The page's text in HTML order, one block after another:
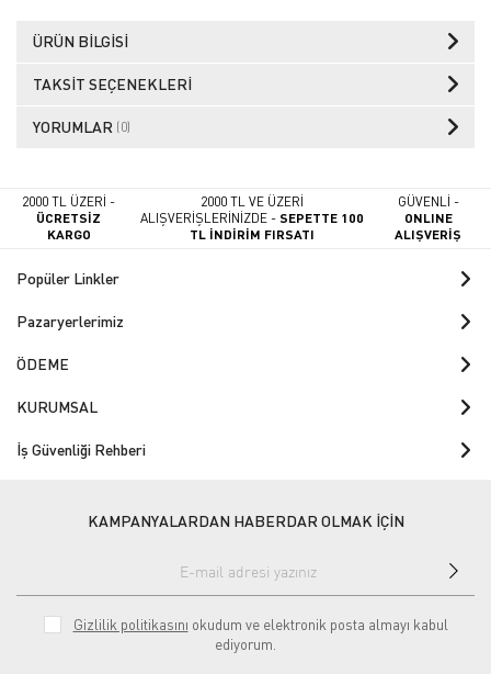
ÜRÜN BILGISI
TAKSIT SEÇENEKLERI
YORUMLAR (0)
2000 TL ÜZERİ -
ÜCRETSİZ
KARGO
2000 TL VE ÜZERİ
ALIŞVERİŞLERİNİZDE -SEPETTE 100
TL İNDİRİM FIRSATI
GÜVENLİ -
ONLINE
ALIŞVERİŞ
Popüler Linkler
Pazaryerlerimiz
ÖDEME
KURUMSAL
İş Güvenliği Rehberi
KAMPANYALARDAN HABERDAR OLMAK İÇİN
Gizlilik politikasını okudum ve elektronik posta almayı kabul
ediyorum.